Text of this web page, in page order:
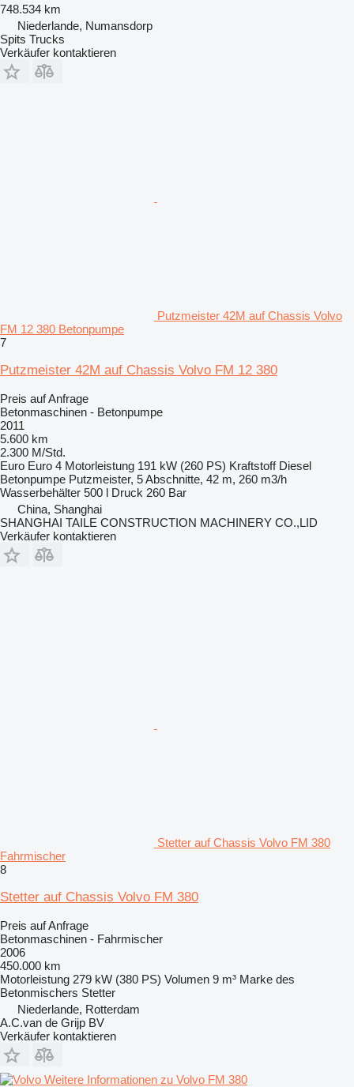
748.534 km
Niederlande, Numansdorp
Spits Trucks
Verkäufer kontaktieren
Putzmeister 42M auf Chassis Volvo
FM 12 380 Betonpumpe
7
Putzmeister 42M auf Chassis Volvo FM 12 380
Preis auf Anfrage
Betonmaschinen - Betonpumpe
2011
5.600 km
2.300 M/Std.
Euro Euro 4 Motorleistung 191 kW (260 PS) Kraftstoff Diesel
Betonpumpe Putzmeister, 5 Abschnitte, 42 m, 260 m3/h
Wasserbehälter 500 l Druck 260 Bar
China, Shanghai
SHANGHAI TAILE CONSTRUCTION MACHINERY CO.,LID
Verkäufer kontaktieren
Stetter auf Chassis Volvo FM 380
Fahrmischer
8
Stetter auf Chassis Volvo FM 380
Preis auf Anfrage
Betonmaschinen - Fahrmischer
2006
450.000 km
Motorleistung 279 kW (380 PS) Volumen 9 m³ Marke des
Betonmischers Stetter
Niederlande, Rotterdam
A.C.van de Grijp BV
Verkäufer kontaktieren
Weitere Informationen zu Volvo FM 380